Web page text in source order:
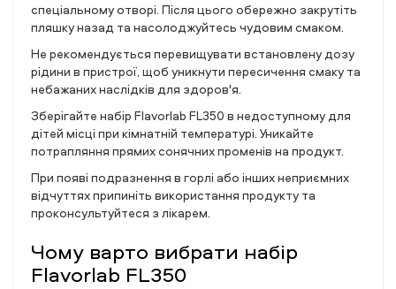
спеціальному отворі. Після цього обережно закрутіть
пляшку назад та насолоджуйтесь чудовим смаком.
Не рекомендується перевищувати встановлену дозу
рідини в пристрої, щоб уникнути пересичення смаку та
небажаних наслідків для здоров'я.
Зберігайте набір Flavorlab FL350 в недоступному для
дітей місці при кімнатній температурі. Уникайте
потрапляння прямих сонячних променів на продукт.
При появі подразнення в горлі або інших неприємних
відчуттях припиніть використання продукту та
проконсультуйтеся з лікарем.
Чому варто вибрати набір
Flavorlab FL350